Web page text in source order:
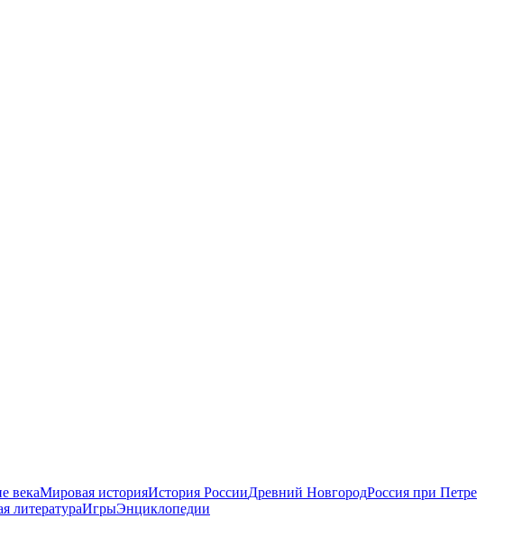
векаМировая историяИстория РоссииДревний НовгородРоссия при Петре
литератураИгрыЭнциклопедии